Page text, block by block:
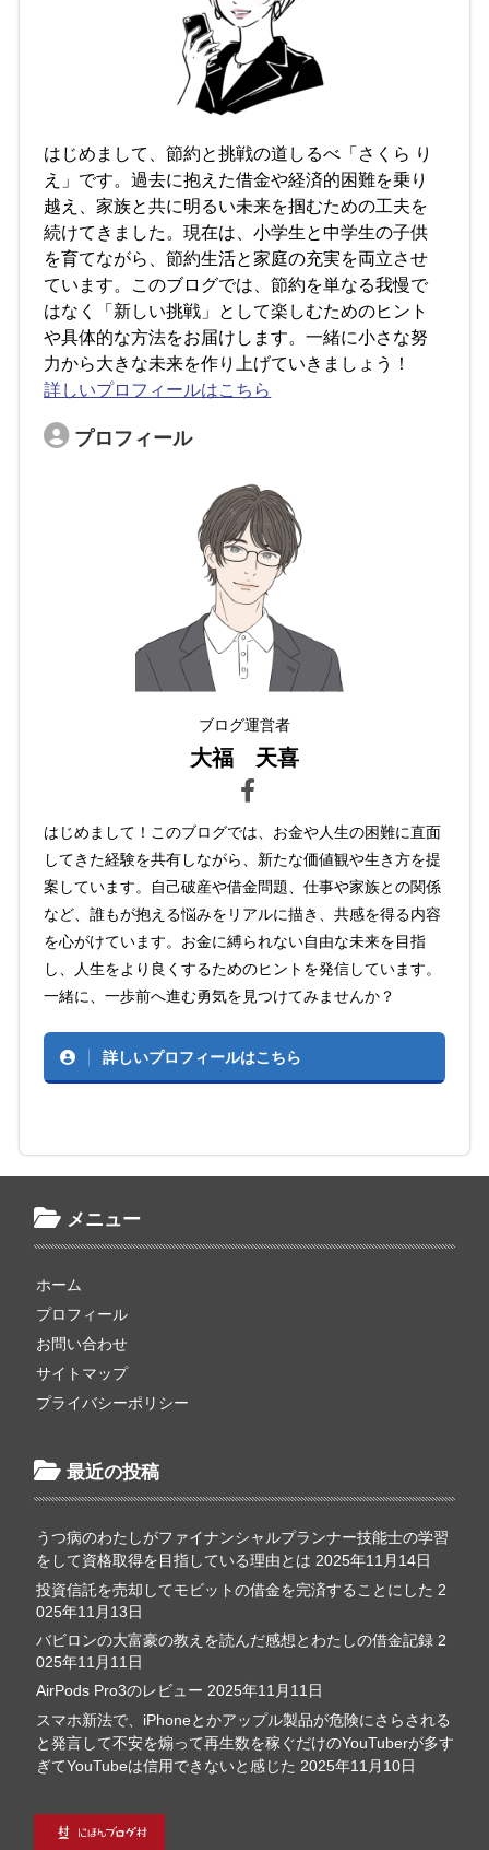
はじめまして、節約と挑戦の道しるべ「さくら り
え」です。過去に抱えた借金や経済的困難を乗り
越え、家族と共に明るい未来を掴むための工夫を
続けてきました。現在は、小学生と中学生の子供
を育てながら、節約生活と家庭の充実を両立させ
ています。このブログでは、節約を単なる我慢で
はなく「新しい挑戦」として楽しむためのヒント
や具体的な方法をお届けします。一緒に小さな努
力から大きな未来を作り上げていきましょう！
詳しいプロフィールはこちら
プロフィール
ブログ運営者
大福 天喜
はじめまして！このブログでは、お金や人生の困難に直面
してきた経験を共有しながら、新たな価値観や生き方を提
案しています。自己破産や借金問題、仕事や家族との関係
など、誰もが抱える悩みをリアルに描き、共感を得る内容
を心がけています。お金に縛られない自由な未来を目指
し、人生をより良くするためのヒントを発信しています。
一緒に、一歩前へ進む勇気を見つけてみませんか？
詳しいプロフィールはこちら
メニュー
ホーム
プロフィール
お問い合わせ
サイトマップ
プライバシーポリシー
最近の投稿
うつ病のわたしがファイナンシャルプランナー技能士の学習
をして資格取得を目指している理由とは 2025年11月14日
投資信託を売却してモビットの借金を完済することにした 2
025年11月13日
バビロンの大富豪の教えを読んだ感想とわたしの借金記録 2
025年11月11日
AirPods Pro3のレビュー 2025年11月11日
スマホ新法で、iPhoneとかアップル製品が危険にさらされる
と発言して不安を煽って再生数を稼ぐだけのYouTuberが多す
ぎてYouTubeは信用できないと感じた 2025年11月10日